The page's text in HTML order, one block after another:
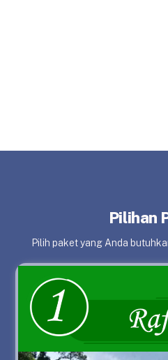
Pilihan
Pilih paket yang Anda